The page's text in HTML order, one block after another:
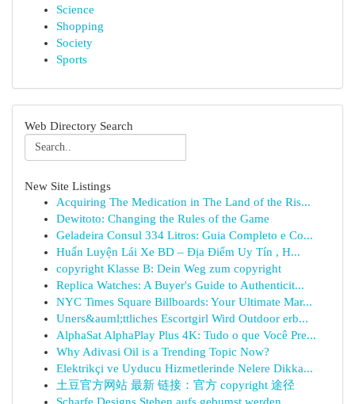
Science
Shopping
Society
Sports
Web Directory Search
New Site Listings
Acquiring The Medication in The Land of the Ris...
Dewitoto: Changing the Rules of the Game
Geladeira Consul 334 Litros: Guia Completo e Co...
Huấn Luyện Lái Xe BD – Địa Điểm Uy Tín , H...
copyright Klasse B: Dein Weg zum copyright
Replica Watches: A Buyer's Guide to Authenticit...
NYC Times Square Billboards: Your Ultimate Mar...
Uners&auml;ttliches Escortgirl Wird Outdoor erb...
AlphaSat AlphaPlay Plus 4K: Tudo o que Você Pre...
Why Adivasi Oil is a Trending Topic Now?
Elektrikçi ve Uyducu Hizmetlerinde Nelere Dikka...
土豆官方网站 最新 链接：官方 copyright 途径